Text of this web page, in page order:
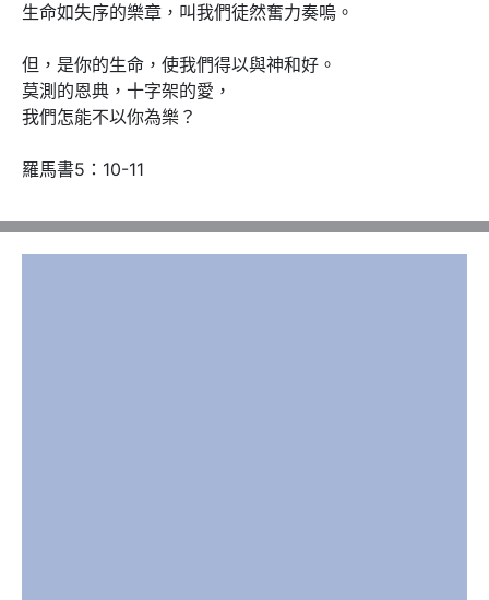
生命如失序的樂章，叫我們徒然奮力奏嗚。
但，是你的生命，使我們得以與神和好。
莫測的恩典，十字架的愛，
我們怎能不以你為樂？
羅馬書5：10-11